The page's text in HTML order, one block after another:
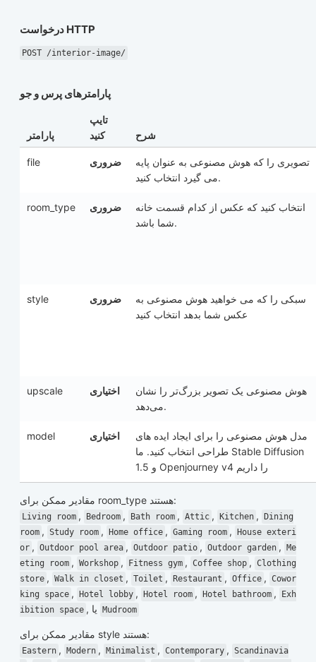
درخواست HTTP
POST /interior-image/
پارامترهای پرس و جو
پارامتر
تایپ
کنید
شرح
file ضروری
تصویری را که هوش مصنوعی به عنوان پایه
می گیرد انتخاب کنید.
room_type ضروری
انتخاب کنید که عکس از کدام قسمت خانه
شما باشد.
style ضروری
سبکی را که می خواهید هوش مصنوعی به
عکس شما بدهد انتخاب کنید
upscale اختیاری
هوش مصنوعی یک تصویر بزرگ‌تر را نشان
می‌دهد.
model اختیاری
مدل هوش مصنوعی را برای ایجاد ایده های
طراحی انتخاب کنید. ما Stable Diffusion
1.5 و Openjourney v4 را داریم
room_type هستند:
Living room , Bedroom , Bath room , Attic , Kitchen , Dining
room , Study room , Home office , Gaming room , House exteri
or , Outdoor pool area , Outdoor patio , Outdoor garden , Me
eting room , Workshop , Fitness gym , Coffee shop , Clothing
store , Walk in closet , Toilet , Restaurant , Office , Cowor
king space , Hotel lobby , Hotel room , Hotel bathroom ,
Exh
ibition space
Mudroom
style هستند:
Eastern , Modern , Minimalist , Contemporary , Scandinavia